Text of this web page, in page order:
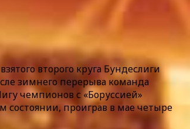
второго круга Бундеслиги
зимнего перерыва команда
чемпионов с «Боруссией»
состоянии, проиграв в мае четыре